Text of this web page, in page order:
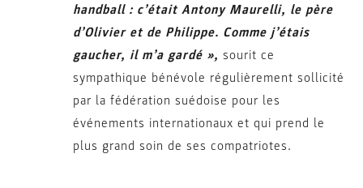
handball : c’était Antony Maurelli, le père
d’Olivier et de Philippe. Comme j’étais
gaucher, il m’a gardé », sourit ce
sympathique bénévole régulièrement sollicité
par la fédération suédoise pour les
événements internationaux et qui prend le
plus grand soin de ses compatriotes.